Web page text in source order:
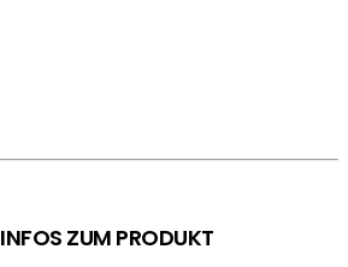
INFOS ZUM PRODUKT